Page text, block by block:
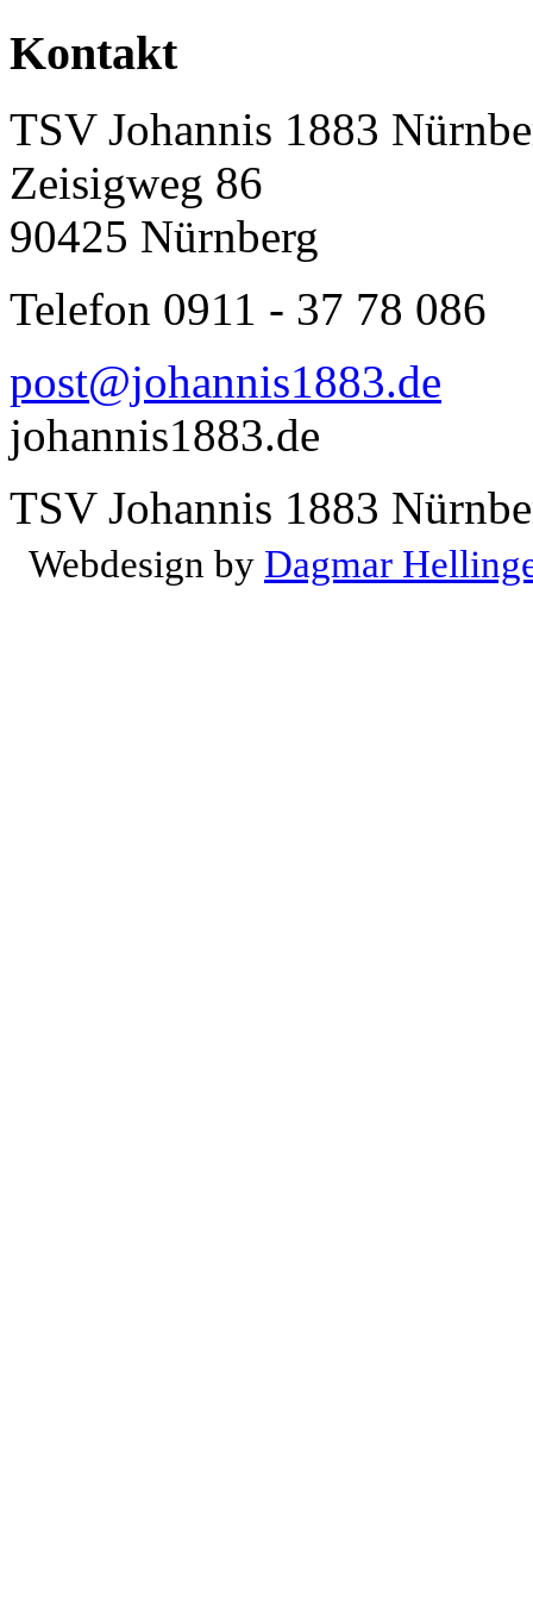
Kontakt
TSV Johannis 1883
Zeisigweg 86
90425 Nürnberg
Telefon 0911 - 37 78 086
post@johannis1883.de
johannis1883.de
TSV Johannis 1883
Webdesign by Dagmar